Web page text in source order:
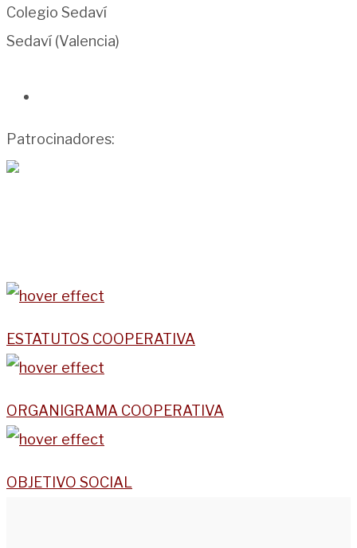
Colegio Sedaví
Sedaví (Valencia)
Patrocinadores:
ESTATUTOS COOPERATIVA
ORGANIGRAMA COOPERATIVA
OBJETIVO SOCIAL